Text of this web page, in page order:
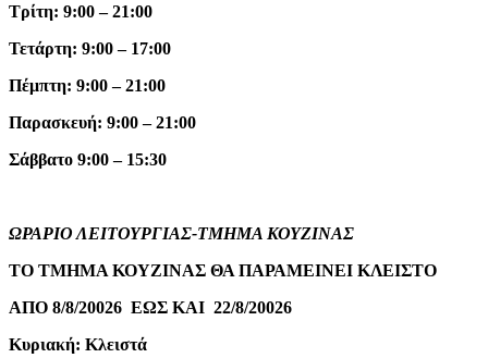
Τρίτη: 9:00 – 21:00
Τετάρτη: 9:00 – 17:00
Πέμπτη: 9:00 – 21:00
Παρασκευή: 9:00 – 21:00
Σάββατο 9:00 – 15:30
ΩΡΑΡΙΟ ΛΕΙΤΟΥΡΓΙΑΣ-ΤΜΗΜΑ ΚΟΥΖΙΝΑΣ
ΤΟ ΤΜΗΜΑ ΚΟΥΖΙΝΑΣ ΘΑ ΠΑΡΑΜΕΙΝΕΙ ΚΛΕΙΣΤΟ
ΑΠΟ 8/8/20026 ΕΩΣ ΚΑΙ 22/8/20026
Κυριακή: Κλειστά